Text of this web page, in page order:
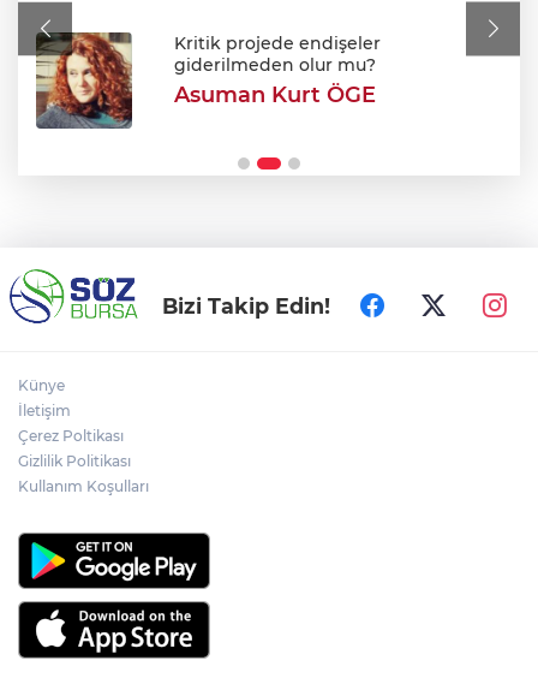
DAĞDER ve BUMEV gençler için masaya
Kritik projede endişeler
giderilmeden olur mu?
Asuman Kurt ÖGE
Bizi Takip Edin!
Künye
İletişim
Çerez Poltikası
Gizlilik Politikası
Kullanım Koşulları